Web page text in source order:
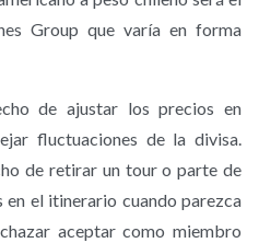
Group que varía en forma
de ajustar los precios en
fluctuaciones de la divisa.
de retirar un tour o parte de
el itinerario cuando parezca
aceptar como miembro